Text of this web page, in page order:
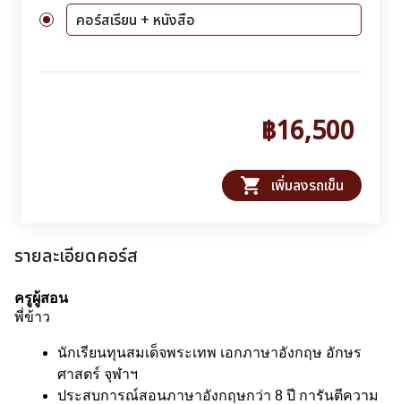
คอร์สเรียน + หนังสือ
฿16,500
shopping_cart เพิ่มลงรถเข็น
รายละเอียดคอร์ส
ครูผู้สอน
พี่ข้าว
นักเรียนทุนสมเด็จพระเทพ เอกภาษาอังกฤษ อักษร
ศาสตร์ จุฬาฯ
ประสบการณ์สอนภาษาอังกฤษกว่า 8 ปี การันตีความ